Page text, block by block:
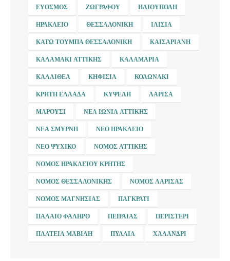
ΕΎΟΣΜΟΣ ΖΩΓΡΆΦΟΥ ΗΛΙΟΎΠΟΛΗ
ΗΡΆΚΛΕΙΟ ΘΕΣΣΑΛΟΝΊΚΗ ΙΛΊΣΙΑ
ΚΆΤΩ ΤΟΎΜΠΑ ΘΕΣΣΑΛΟΝΊΚΗ ΚΑΙΣΑΡΙΑΝΉ
ΚΑΛΑΜΆΚΙ ΑΤΤΙΚΉΣ ΚΑΛΑΜΑΡΙΆ
ΚΑΛΛΙΘΈΑ ΚΗΦΙΣΙΆ ΚΟΛΩΝΆΚΙ
ΚΡΉΤΗ ΕΛΛΆΔΑ ΚΥΨΈΛΗ ΛΆΡΙΣΑ
ΜΑΡΟΎΣΙ ΝΈΑ ΙΩΝΊΑ ΑΤΤΙΚΉΣ
ΝΈΑ ΣΜΎΡΝΗ ΝΈΟ ΗΡΆΚΛΕΙΟ
ΝΈΟ ΨΥΧΙΚΌ ΝΟΜΌΣ ΑΤΤΙΚΉΣ
ΝΟΜΌΣ ΗΡΑΚΛΕΊΟΥ ΚΡΉΤΗΣ
ΝΟΜΌΣ ΘΕΣΣΑΛΟΝΊΚΗΣ ΝΟΜΌΣ ΛΆΡΙΣΑΣ
ΝΟΜΌΣ ΜΑΓΝΗΣΊΑΣ ΠΑΓΚΡΆΤΙ
ΠΑΛΑΙΌ ΦΆΛΗΡΟ ΠΕΙΡΑΙΆΣ ΠΕΡΙΣΤΈΡΙ
ΠΛΑΤΕΊΑ ΜΑΒΊΛΗ ΠΥΛΑΊΑ ΧΑΛΆΝΔΡΙ